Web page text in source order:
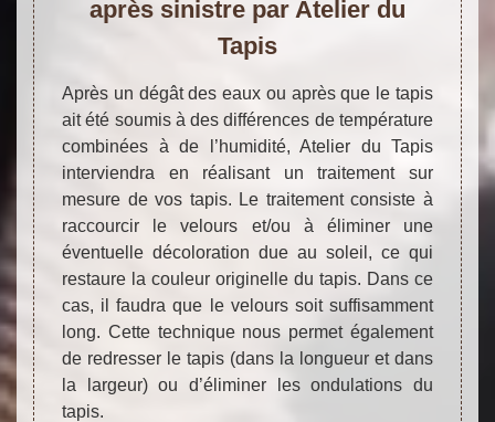
après sinistre par Atelier du
Tapis
Après un dégât des eaux ou après que le tapis
ait été soumis à des différences de température
combinées à de l’humidité, Atelier du Tapis
interviendra en réalisant un traitement sur
mesure de vos tapis. Le traitement consiste à
raccourcir le velours et/ou à éliminer une
éventuelle décoloration due au soleil, ce qui
restaure la couleur originelle du tapis. Dans ce
cas, il faudra que le velours soit suffisamment
long. Cette technique nous permet également
de redresser le tapis (dans la longueur et dans
la largeur) ou d’éliminer les ondulations du
tapis.